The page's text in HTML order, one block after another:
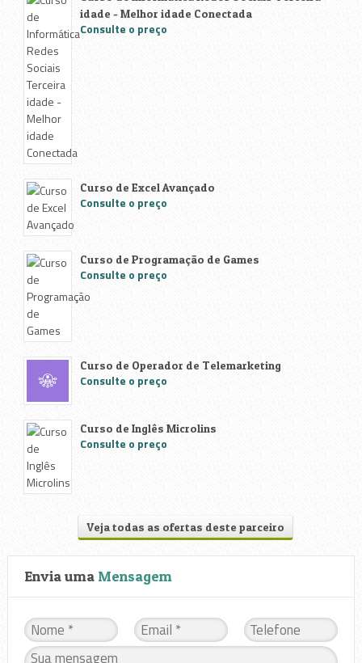
idade - Melhor idade Conectada
Consulte o preço
Curso de Excel Avançado
Consulte o preço
Curso de Programação de Games
Consulte o preço
Curso de Operador de Telemarketing
Consulte o preço
Curso de Inglês Microlins
Consulte o preço
Veja todas as ofertas deste parceiro
Envia uma Mensagem